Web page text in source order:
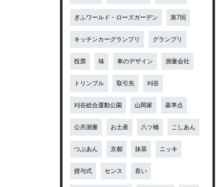
ぎふワールド・ローズガーデン 第7回
キッチンカーグランプリ グランプリ
投票 味 車のデザイン 測量会社
トリンブル 取引先 刈谷
刈谷総合運動公園 山岡家 基準点
公共測量 お土産 八ツ橋 こしあん
つぶあん 京都 抹茶 ニッキ
授与式 センス 良い